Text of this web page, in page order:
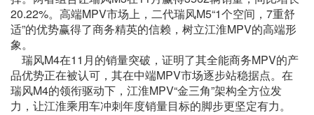
20.22%。高端MPV市场上，二代瑞风M5“1个空间，7重舒
适”的优势赢得了商务精英的信赖，树立江淮MPV的高端形
象。
瑞风M4在11月的销量突破，证明了其全能商务MPV的产
品优势正在被认可，其在中端MPV市场逐步站稳据点。在
瑞风M4的领衔驱动下，江淮MPV“金三角”架构全方位发
力，让江淮乘用车冲刺年度销量目标的脚步更坚定有力。